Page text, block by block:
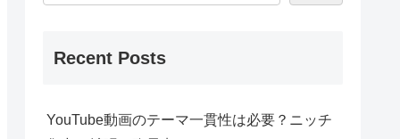
Recent Posts
YouTube動画のテーマ一貫性は必要？ニッチ